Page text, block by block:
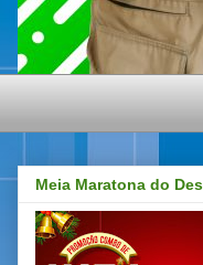
Meia Maratona do